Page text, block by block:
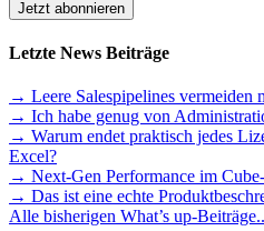
Letzte News Beiträge
→ Leere Salespipelines vermeiden
→ Ich habe genug von
→ Warum endet praktisch jedes
Excel?
→ Next-Gen Performance im
→ Das ist eine echte
Alle bisherigen What’s up-